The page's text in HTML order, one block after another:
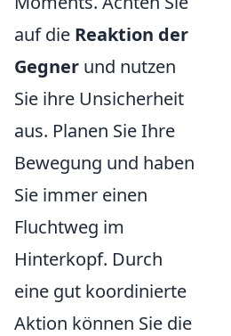
auf die Reaktion der
Gegner und nutzen
Sie ihre Unsicherheit
aus. Planen Sie Ihre
Bewegung und haben
Sie immer einen
Fluchtweg im
Hinterkopf. Durch
eine gut koordinierte
Aktion können Sie die